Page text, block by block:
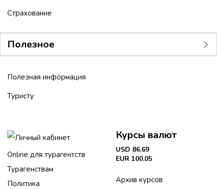
Страхование
Полезное
Полезная информация
Туристу
Личный кабинет
Online для турагентств
Турагенствам
Политика
Курсы валют
USD 86.69
EUR 100.05
Архив курсов